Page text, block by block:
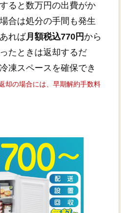
ると数万円の出費がか
合は処分の手間も発生
れば月額税込770円から
たときは返却するだ
凍スペースを確保でき
却の場合には、早期解約手数料